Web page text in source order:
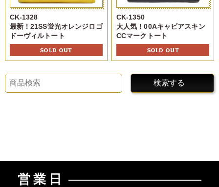
CK-1328
最新！21SS蛍光オレンジロゴ
ドーヴィルトート
SOLD OUT
CK-1350
大人気！00Aキャビアスキン
CCマークトート
SOLD OUT
検索する
営業日